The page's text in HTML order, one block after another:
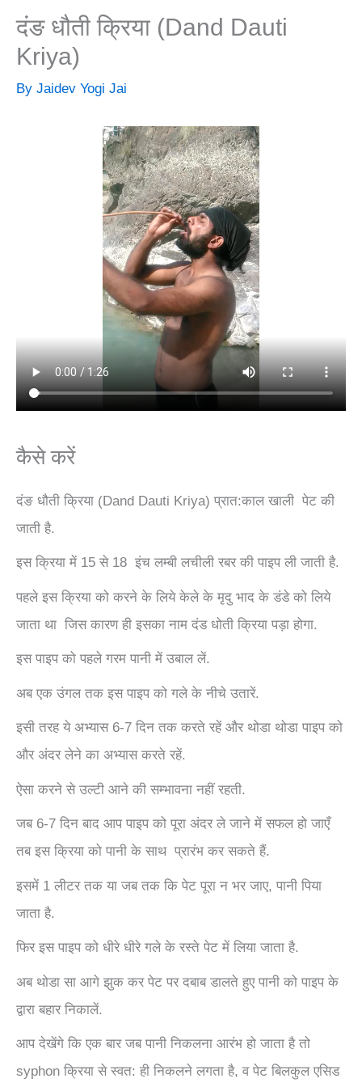
दंङ धौती क्रिया (Dand Dauti
Kriya)
By Jaidev Yogi Jai
कैसे करें
दंङ धौती क्रिया (Dand Dauti Kriya) प्रात:काल खाली पेट की
जाती है.
इस क्रिया में 15 से 18 इंच लम्बी लचीली रबर की पाइप ली जाती है.
पहले इस क्रिया को करने के लिये केले के मृदु भाद के डंडे को लिये
जाता था जिस कारण ही इसका नाम दंड धोती क्रिया पड़ा होगा.
इस पाइप को पहले गरम पानी में उबाल लें.
अब एक उंगल तक इस पाइप को गले के नीचे उतारें.
इसी तरह ये अभ्यास 6-7 दिन तक करते रहें और थोडा थोडा पाइप को
और अंदर लेने का अभ्यास करते रहें.
ऐसा करने से उल्टी आने की सम्भावना नहीं रहती.
जब 6-7 दिन बाद आप पाइप को पूरा अंदर ले जाने में सफल हो जाएँ
तब इस क्रिया को पानी के साथ प्रारंभ कर सकते हैं.
इसमें 1 लीटर तक या जब तक कि पेट पूरा न भर जाए, पानी पिया
जाता है.
फिर इस पाइप को धीरे धीरे गले के रस्ते पेट में लिया जाता है.
अब थोडा सा आगे झुक कर पेट पर दबाब डालते हुए पानी को पाइप के
द्वारा बहार निकालें.
आप देखेंगे कि एक बार जब पानी निकलना आरंभ हो जाता है तो
syphon क्रिया से स्वत: ही निकलने लगता है, व पेट बिलकुल एसिड